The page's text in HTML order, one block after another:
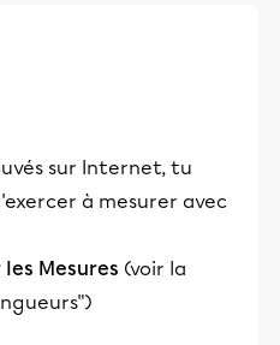
sur Internet, tu
à mesurer avec
Mesures (voir la